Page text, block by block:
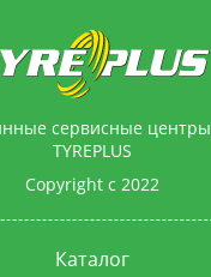
сервисные центры
TYREPLUS
Copyright с 2022
Каталог